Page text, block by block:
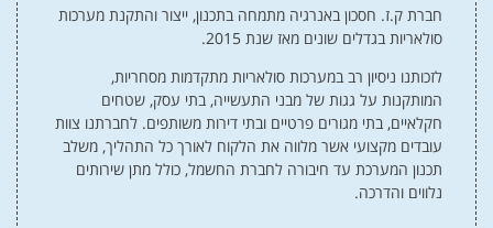
חברת ק.ז. חסכון באנרגיה מתמחה בתכנון, ייצור והתקנת מערכות
סולאריות בגדלים שונים מאז שנת 2015.
לזכותנו ניסיון רב במערכות סולאריות מתקדמות מסחריות,
המותקנות על גגות של מבני התעשייה, בתי עסק, שטחים
חקלאיים, בתי מגורים פרטיים ובתי דירות משותפים. לחברתנו צוות
עובדים מקצועי אשר מלווה את הלקוח לאורך כל התהליך, משלב
תכנון המערכת עד חיבורה לחברת החשמל, כולל מתן שירותים
נלווים והדרכה.